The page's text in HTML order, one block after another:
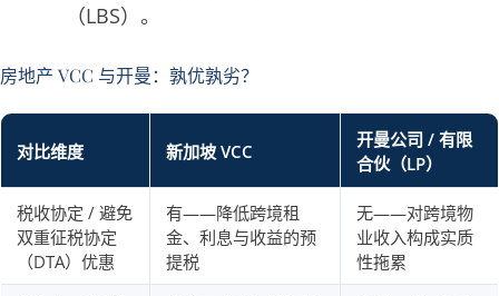
（LBS）。
房地产 VCC 与开曼：孰优孰劣？
对比维度 新加坡 VCC
开曼公司 / 有限
合伙（LP）
税收协定 / 避免
双重征税协定
（DTA）优惠
有——降低跨境租
金、利息与收益的预
提税
无——对跨境物
业收入构成实质
性拖累